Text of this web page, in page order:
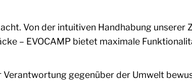
Von der intuitiven Handhabung unserer
– EVOCAMP bietet maximale
Verantwortung gegenüber der Umwelt